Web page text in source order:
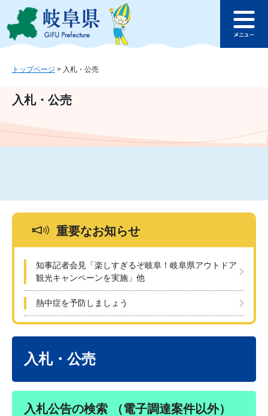
ジ
ュ
文
このページの本文へ
ュ
トップページ > 入札・公売
入札・公売
重要なお知らせ
知事記者会見「楽しすぎるぞ岐阜！岐阜県アウトドア
観光キャンペーンを実施」他
熱中症を予防しましょう
入札・公売
入札公告の検索 （電子調達案件以外）